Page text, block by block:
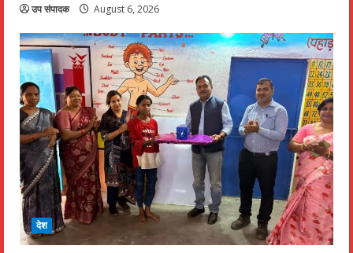
उप संपादक August 6, 2026
देश